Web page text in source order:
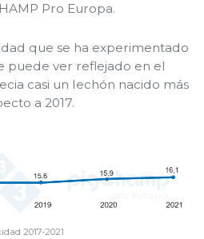
Pro Europa.
que se ha experimentado
puede ver reflejado en el
casi un lechón nacido más
a 2017.
2017-2021